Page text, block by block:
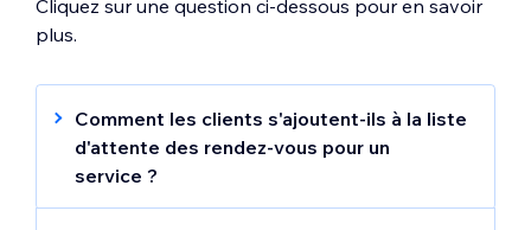
Cliquez surContinuer.
client par e-mail.
Choisissez l'option correspondante :
Cliquez sur une question ci-dessous pour en savoir
plus.
Comment les clients s'ajoutent-ils à la liste
d'attente des rendez-vous pour un
service ?
Vos clients peuvent s'ajouter à la liste